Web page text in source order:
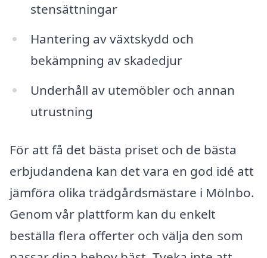
stensättningar
Hantering av växtskydd och
bekämpning av skadedjur
Underhåll av utemöbler och annan
utrustning
För att få det bästa priset och de bästa
erbjudandena kan det vara en god idé att
jämföra olika trädgårdsmästare i Mölnbo.
Genom vår plattform kan du enkelt
beställa flera offerter och välja den som